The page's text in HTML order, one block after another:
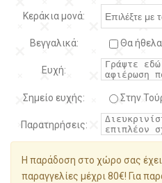
Κεράκια μονά:
Βεγγαλικά: Θα ήθελα
Ευχή:
Σημείο ευχής: Στην
Παρατηρήσεις:
Η παράδοση στο χώρο σας
παραγγελίες μέχρι 80€! Για